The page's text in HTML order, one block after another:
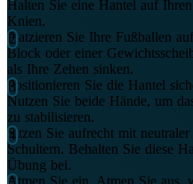
Halten Sie eine Hantel auf
Knien.
Platzieren Sie Ihre Fußballen
Block oder einer
als Ihre Zehen sinken.
Positionieren Sie die Hantel
Nutzen Sie beide Hände, um
zu stabilisieren.
Sitzen Sie aufrecht mit
Schultern. Behalten Sie diese
Übung bei.